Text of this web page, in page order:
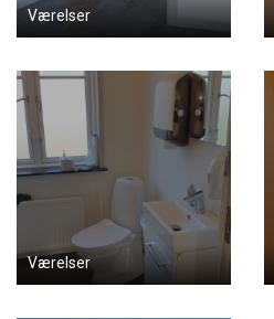
Værelser
Værelser